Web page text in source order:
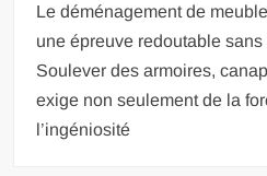
Le déménagement de
une épreuve redoutable
Soulever des armoires,
exige non seulement de la
l’ingéniosité